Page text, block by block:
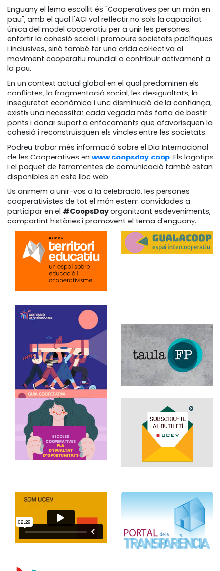
Enguany el lema escollit és "Cooperatives per un món en
pau", amb el qual l'ACI vol reflectir no sols la capacitat
única del model cooperatiu per a unir les persones,
enfortir la cohesió social i promoure societats pacífiques
i inclusives, sinó també fer una crida col·lectiva al
moviment cooperatiu mundial a contribuir activament a
la pau.
En un context actual global en el qual predominen els
conflictes, la fragmentació social, les desigualtats, la
inseguretat econòmica i una disminució de la confiança,
existix una necessitat cada vegada més forta de bastir
ponts i donar suport a enfocaments que afavorisquen la
cohesió i reconstruïsquen els vincles entre les societats.
Podreu trobar més informació sobre el Dia Internacional
de les Cooperatives en www.coopsday.coop. Els logotips
i el paquet de ferramentes de comunicació també estan
disponibles en este lloc web.
Us animem a unir-vos a la celebració, les persones
cooperativistes de tot el món estem convidades a
participar en el #CoopsDay organitzant esdeveniments,
compartint històries i promovent el tema d'enguany.